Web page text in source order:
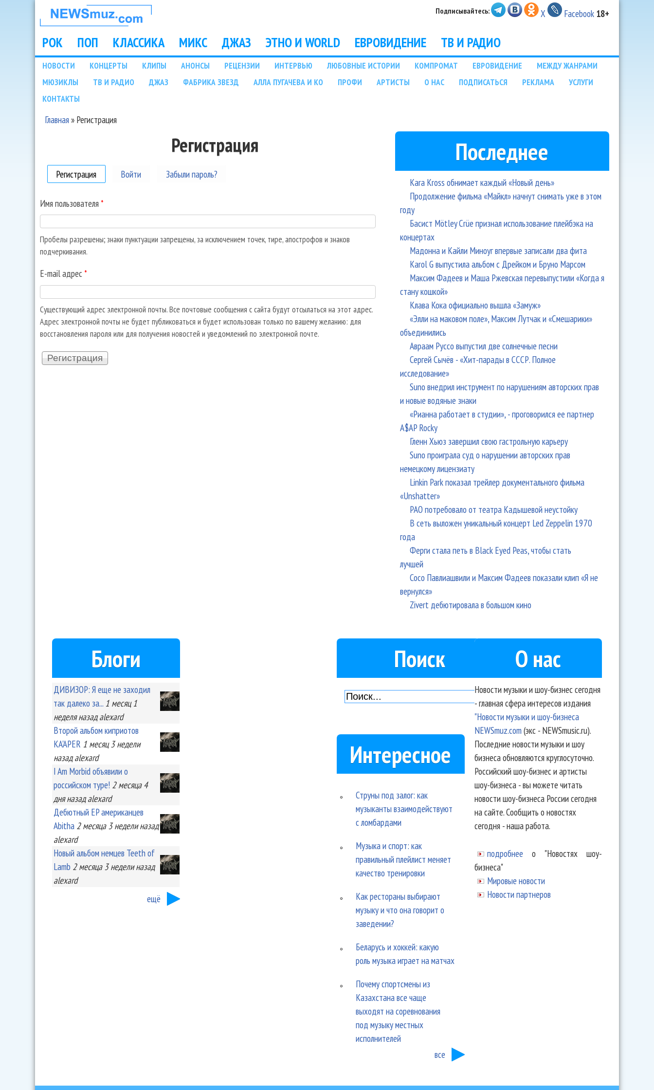
НОВОСТИ
МУЗЫКИ И
ШОУ БИЗНЕСА
NEWSMUZ.COM
Подписывайтесь: X Facebook 18+
Main menu
РОК ПОП КЛАССИКА МИКС ДЖАЗ ЭТНО И WORLD ЕВРОВИДЕНИЕ ТВ И РАДИО
Подразделы
НОВОСТИ КОНЦЕРТЫ КЛИПЫ АНОНСЫ РЕЦЕНЗИИ ИНТЕРВЬЮ ЛЮБОВНЫЕ ИСТОРИИ КОМПРОМАТ ЕВРОВИДЕНИЕ
МЕЖДУ ЖАНРАМИ
МЮЗИКЛЫ
ТВ И РАДИО ДЖАЗ ФАБРИКА ЗВЕЗД АЛЛА ПУГАЧЕВА И КО ПРОФИ АРТИСТЫ О НАС ПОДПИСАТЬСЯ РЕКЛАМА
УСЛУГИ
КОНТАКТЫ
Главная» Регистрация
Регистрация
Регистрация (активная вкладка)
Войти Забыли пароль?
Имя пользователя *
Пробелы разрешены; знаки пунктуации запрещены, за исключением точек, тире, апострофов и знаков
подчеркивания.
E-mail адрес *
Существующий адрес электронной почты. Все почтовые сообщения с сайта будут отсылаться на этот адрес.
Адрес электронной почты не будет публиковаться и будет использован только по вашему желанию: для
восстановления пароля или для получения новостей и уведомлений по электронной почте.
Последнее
Kara Kross обнимает каждый «Новый день»
Продолжение фильма «Майкл» начнут снимать уже в этом
году
Басист Mötley Crüe признал использование плейбэка на
концертах
Мадонна и Кайли Миноуг впервые записали два фита
Karol G выпустила альбом с Дрейком и Бруно Марсом
Максим Фадеев и Маша Ржевская перевыпустили «Когда я
стану кошкой»
Клава Кока официально вышла «Замуж»
«Элли на маковом поле», Максим Лутчак и «Смешарики»
объединились
Авраам Руссо выпустил две солнечные песни
Сергей Сычёв - «Хит-парады в СССР. Полное
исследование»
Suno внедрил инструмент по нарушениям авторских прав
и новые водяные знаки
«Рианна работает в студии», - проговорился ее партнер
A$AP Rocky
Гленн Хьюз завершил свою гастрольную карьеру
Suno проиграла суд о нарушении авторских прав
немецкому лицензиату
Linkin Park показал трейлер документального фильма
«Unshatter»
РАО потребовало от театра Кадышевой неустойку
В сеть выложен уникальный концерт Led Zeppelin 1970
года
Ферги стала петь в Black Eyed Peas, чтобы стать
лучшей
Сосо Павлиашвили и Максим Фадеев показали клип «Я не
вернулся»
Zivert дебютировала в большом кино
Блоги
ДИВИЗОР: Я еще не заходил
так далеко за... 1 месяц 1
неделяназад alexard
Второй альбом киприотов
KA'APER 1 месяц 3 недели
назад alexard
I Am Morbid объявили о
российском туре! 2 месяца 4
дняназад alexard
Дебютный EP американцев
Abitha 2 месяца 3 неделиназад
alexard
Новый альбом немцев Teeth of
Lamb 2 месяца 3 неделиназад
alexard
ещё
Поиск
Интересное
Струны под залог: как
музыканты взаимодействуют
с ломбардами
Музыка и спорт: как
правильный плейлист меняет
качество тренировки
Как рестораны выбирают
музыку и что она говорит о
заведении?
Беларусь и хоккей: какую
роль музыка играет на матчах
Почему спортсмены из
Казахстана все чаще
выходят на соревнования
под музыку местных
исполнителей
все
О нас
Новости музыки и шоу-бизнес сегодня
- главная сфера интересов издания
"Новости музыки и шоу-бизнеса
NEWSmuz.com(экс - NEWSmusic.ru).
Последние новости музыки и шоу
бизнеса обновляются круглосуточно.
Российский шоу-бизнес и артисты
шоу-бизнеса - вы можете читать
новости шоу-бизнеса России сегодня
на сайте. Сообщить о новостях
сегодня - наша работа.
подробнее о "Новостях шоу-
бизнеса"
Мировые новости
Новости партнеров